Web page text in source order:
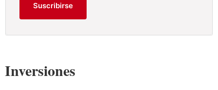
Suscribirse
Inversiones